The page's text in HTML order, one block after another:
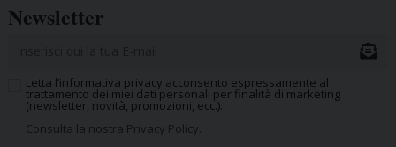
Newsletter
Letta l’informativa privacy acconsento espressamente al
trattamento dei miei dati personali per finalità di marketing
(newsletter, novità, promozioni, ecc.).
Consulta la nostra Privacy Policy.